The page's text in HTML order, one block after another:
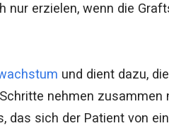
nur erzielen, wenn die
und dient dazu,
nehmen zusammen
das sich der Patient von